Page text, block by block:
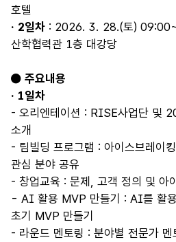
호텔
· 2일차 : 2026. 3. 28.(토)
산학협력관 1층 대강당
● 주요내용
· 1일차
- 오리엔테이션 : RISE사업단 및
소개
- 팀빌딩 프로그램 : 아이스브레이
관심 분야 공유
- 창업교육 : 문제, 고객 정의 및 아
- AI 활용 MVP 만들기 : AI를 활
초기 MVP 만들기
- 라운드 멘토링 : 분야별 전문가